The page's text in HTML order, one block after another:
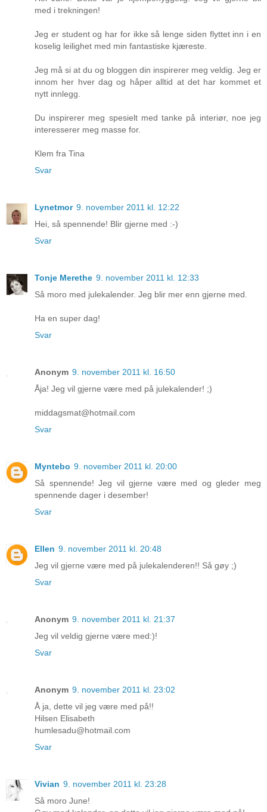
med i trekningen!
Jeg er student og har for ikke så lenge siden flyttet inn i en
koselig leilighet med min fantastiske kjæreste.
Jeg må si at du og bloggen din inspirerer meg veldig. Jeg er
innom her hver dag og håper alltid at det har kommet et
nytt innlegg.
Du inspirerer meg spesielt med tanke på interiør, noe jeg
interesserer meg masse for.
Klem fra Tina
Svar
Lynetmor 9. november 2011 kl. 12:22
Hei, så spennende! Blir gjerne med :-)
Svar
Tonje Merethe 9. november 2011 kl. 12:33
Så moro med julekalender. Jeg blir mer enn gjerne med.
Ha en super dag!
Svar
Anonym 9. november 2011 kl. 16:50
Åja! Jeg vil gjerne være med på julekalender! ;)
middagsmat@hotmail.com
Svar
Myntebo 9. november 2011 kl. 20:00
Så spennende! Jeg vil gjerne være med og gleder meg
spennende dager i desember!
Svar
Ellen 9. november 2011 kl. 20:48
Jeg vil gjerne være med på julekalenderen!! Så gøy ;)
Svar
Anonym 9. november 2011 kl. 21:37
Jeg vil veldig gjerne være med:)!
Svar
Anonym 9. november 2011 kl. 23:02
Å ja, dette vil jeg være med på!!
Hilsen Elisabeth
humlesadu@hotmail.com
Svar
Vivian 9. november 2011 kl. 23:28
Så moro June!